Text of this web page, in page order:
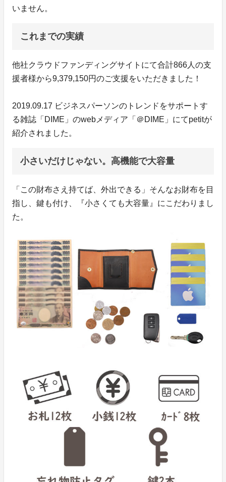
いません。
これまでの実績
他社クラウドファンディングサイトにて合計866人の支
援者様から9,379,150円のご支援をいただきました！
2019.09.17 ビジネスパーソンのトレンドをサポートす
る雑誌「DIME」のwebメディア「＠DIME」にてpetitが
紹介されました。
小さいだけじゃない。高機能で大容量
「この財布さえ持てば、外出できる」そんなお財布を目
指し、鍵も付け、『小さくても大容量』にこだわりまし
た。